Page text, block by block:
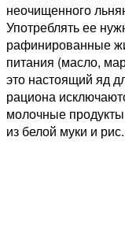
неочищенного
Употреблять ее
рафинированные
питания (масло,
это настоящий яд
рациона
молочные
из белой муки и рис.